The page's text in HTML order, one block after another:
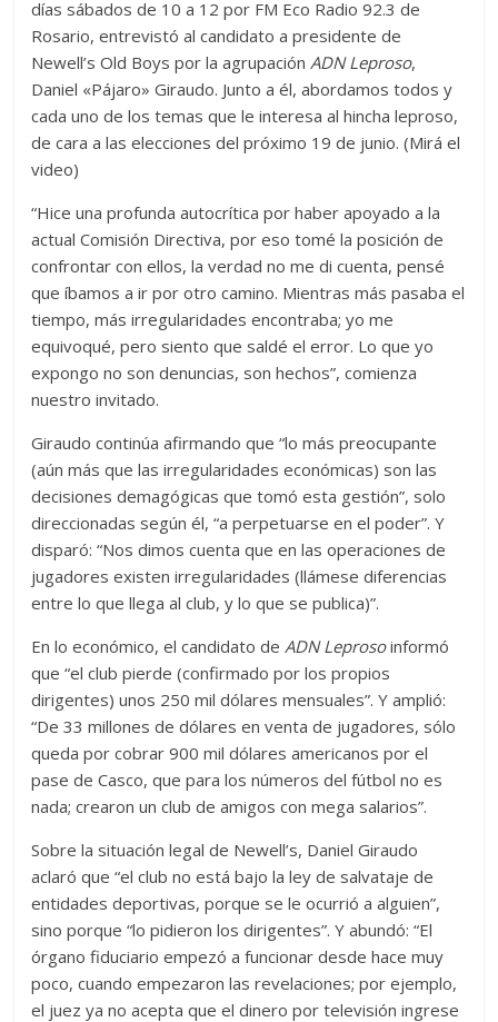
días sábados de 10 a 12 por FM Eco Radio 92.3 de
Rosario, entrevistó al candidato a presidente de
Newell’s Old Boys por la agrupación ADN Leproso,
Daniel «Pájaro» Giraudo. Junto a él, abordamos todos y
cada uno de los temas que le interesa al hincha leproso,
de cara a las elecciones del próximo 19 de junio. (Mirá el
video)
“Hice una profunda autocrítica por haber apoyado a la
actual Comisión Directiva, por eso tomé la posición de
confrontar con ellos, la verdad no me di cuenta, pensé
que íbamos a ir por otro camino. Mientras más pasaba el
tiempo, más irregularidades encontraba; yo me
equivoqué, pero siento que saldé el error. Lo que yo
expongo no son denuncias, son hechos”, comienza
nuestro invitado.
Giraudo continúa afirmando que “lo más preocupante
(aún más que las irregularidades económicas) son las
decisiones demagógicas que tomó esta gestión”, solo
direccionadas según él, “a perpetuarse en el poder”. Y
disparó: “Nos dimos cuenta que en las operaciones de
jugadores existen irregularidades (llámese diferencias
entre lo que llega al club, y lo que se publica)”.
En lo económico, el candidato deADN Leprosoinformó
que “el club pierde (confirmado por los propios
dirigentes) unos 250 mil dólares mensuales”. Y amplió:
“De 33 millones de dólares en venta de jugadores, sólo
queda por cobrar 900 mil dólares americanos por el
pase de Casco, que para los números del fútbol no es
nada; crearon un club de amigos con mega salarios”.
Sobre la situación legal de Newell’s, Daniel Giraudo
aclaró que “el club no está bajo la ley de salvataje de
entidades deportivas, porque se le ocurrió a alguien”,
sino porque “lo pidieron los dirigentes”. Y abundó: “El
órgano fiduciario empezó a funcionar desde hace muy
poco, cuando empezaron las revelaciones; por ejemplo,
el juez ya no acepta que el dinero por televisión ingrese